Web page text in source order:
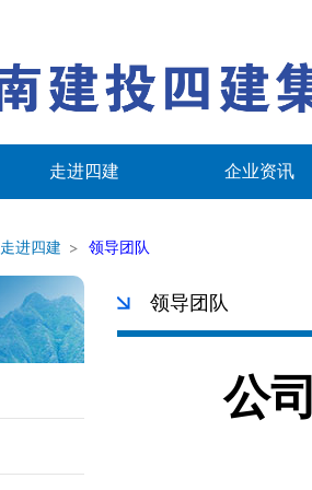
走进四建 企业资讯
走进四建 领导团队
领导团队
公